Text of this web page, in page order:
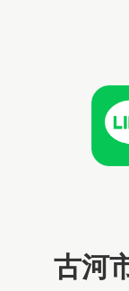
古河